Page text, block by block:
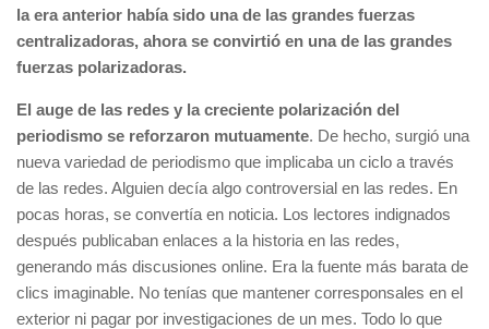
la era anterior había sido una de las grandes fuerzas
centralizadoras, ahora se convirtió en una de las grandes
fuerzas polarizadoras.
El auge de las redes y la creciente polarización del
periodismo se reforzaron mutuamente. De hecho, surgió una
nueva variedad de periodismo que implicaba un ciclo a través
de las redes. Alguien decía algo controversial en las redes. En
pocas horas, se convertía en noticia. Los lectores indignados
después publicaban enlaces a la historia en las redes,
generando más discusiones online. Era la fuente más barata de
clics imaginable. No tenías que mantener corresponsales en el
exterior ni pagar por investigaciones de un mes. Todo lo que